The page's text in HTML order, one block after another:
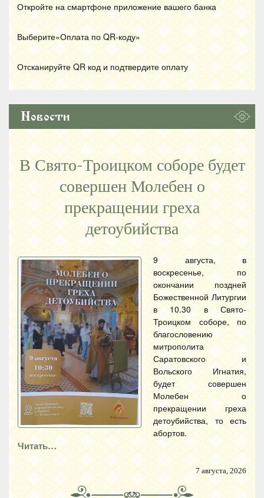
Откройте на смартфоне приложение вашего банка
Выберите«Оплата по QR-коду»
Отсканируйте QR код и подтвердите оплату
Новости
В Свято-Троицком соборе будет
совершен Молебен о
прекращении греха
детоубийства
9 августа, в
воскресенье, по
окончании поздней
Божественной Литургии
в 10.30 в Свято-
Троицком соборе, по
благословению
митрополита
Саратовского и
Вольского Игнатия,
будет совершен
Молебен о
прекращении греха
детоубийства, то есть
абортов.
Читать…
7 августа, 2026